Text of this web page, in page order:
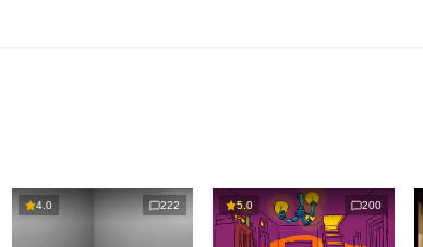
4.0 222 5.0 200